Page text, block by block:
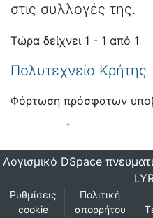
στις συλλογές της.
Τώρα δείχνει 1 - 1 από 1
Πολυτεχνείο Κρήτης
Φόρτωση πρόσφατων
Λογισμικό DSpace
Ρυθμίσεις
cookie
Πολιτική
απορρήτου